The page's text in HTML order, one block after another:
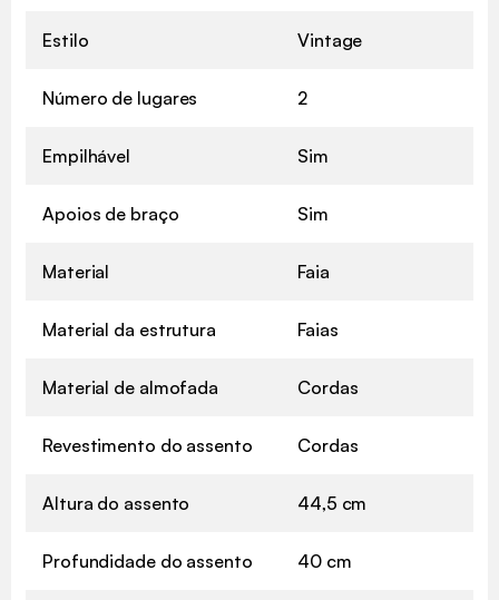
Estilo Vintage
Número de lugares 2
Empilhável Sim
Apoios de braço Sim
Material Faia
Material da estrutura Faias
Material de almofada Cordas
Revestimento do assento Cordas
Altura do assento 44,5 cm
Profundidade do assento 40 cm